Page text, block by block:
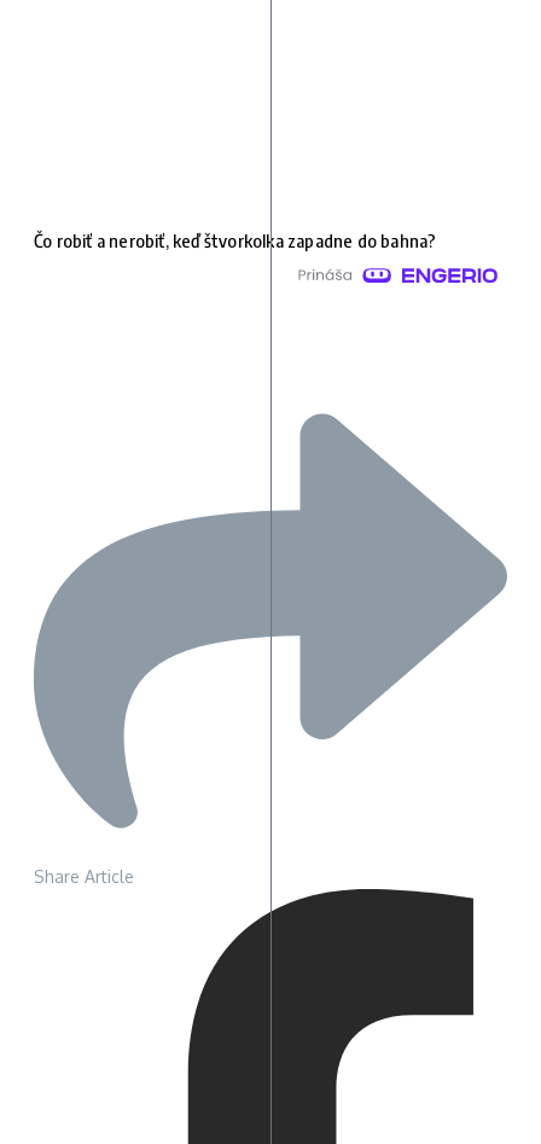
Čo robiť a nerobiť, keď štvorkolka zapadne do bahna?
Share Article